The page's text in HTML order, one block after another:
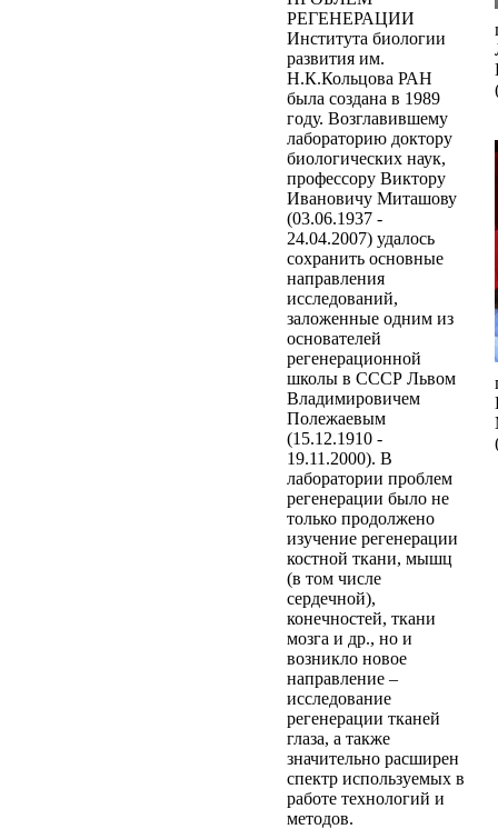
РЕГЕНЕРАЦИИ
Института биологии
развития им.
Н.К.Кольцова РАН
была создана в 1989
году. Возглавившему
лабораторию доктору
биологических наук,
профессору Виктору
Ивановичу Миташову
(03.06.1937 -
24.04.2007) удалось
сохранить основные
направления
исследований,
заложенные одним из
основателей
регенерационной
школы в СССР Львом
Владимировичем
Полежаевым
(15.12.1910 -
19.11.2000). В
лаборатории проблем
регенерации было не
только продолжено
изучение регенерации
костной ткани, мышц
(в том числе
сердечной),
конечностей, ткани
мозга и др., но и
возникло новое
направление –
исследование
регенерации тканей
глаза, а также
значительно расширен
спектр используемых в
работе технологий и
методов.